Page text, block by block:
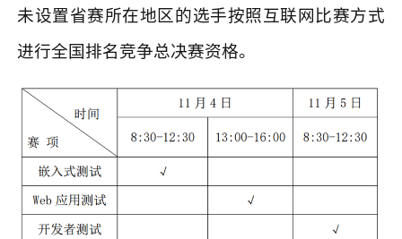
未设置省赛所在地区的选手按照互联网比赛方式
进行全国排名竞争总决赛资格。